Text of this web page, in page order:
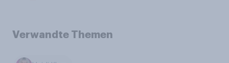
Verwandte Themen